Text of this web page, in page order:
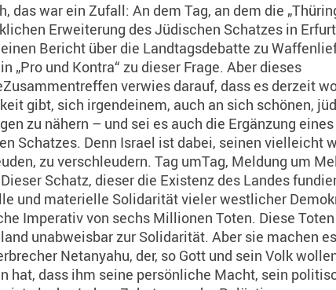
das war ein Zufall: An dem Tag, an dem die
Erweiterung des Jüdischen Schatzes in
Bericht über die Landtagsdebatte zu
„Pro und Kontra“ zu dieser Frage. Aber dieses
verwies darauf, dass es derzeit
gibt, sich irgendeinem, auch an sich schönen,
zu nähern – und sei es auch die Ergänzung
Schatzes. Denn Israel ist dabei, seinen vielleicht
zu verschleudern. Tag umTag, Meldung um
Schatz, dieser die Existenz des Landes
und materielle Solidarität vieler westlicher
Imperativ von sechs Millionen Toten. Diese
unabweisbar zur Solidarität. Aber sie machen
Netanyahu, der, so Gott und sein Volk
hat, dass ihm seine persönliche Macht, sein